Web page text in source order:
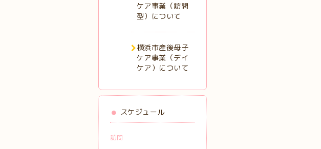
ケア事業（訪問
型）について
横浜市産後母子
ケア事業（デイ
ケア）について
スケジュール
訪問